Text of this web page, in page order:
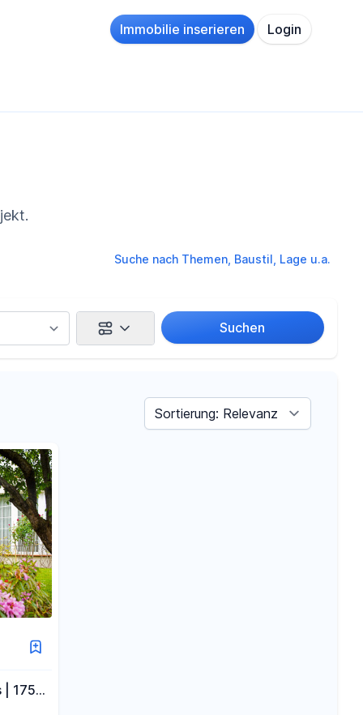
Immobilie inserieren Login
Suche nach Themen, Baustil, Lage u.a.
Suchen
Sortieren nach
| 175
m²